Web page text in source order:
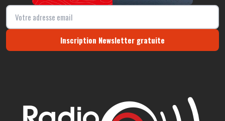
Inscription Newsletter gratuite